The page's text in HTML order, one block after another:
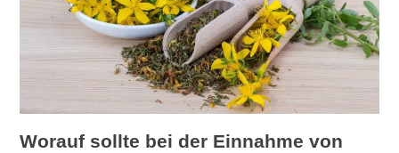
Worauf sollte bei der Einnahme von